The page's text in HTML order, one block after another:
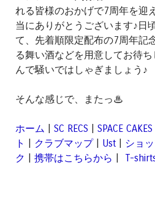
れる皆様のおかげで7周年を迎
当にありがとうございます♪日
て、先着順限定配布の7周年記
る舞い酒などを用意してお待
んで騒いではしゃぎましょう♪
そんな感じで、またっ♨
ホーム SC RECS SPACE CAKES
ト
クラブマップ| Ust ショ
ク
携帯はこちらから T-